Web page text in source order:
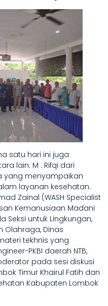
satu hari ini juga
lain: M . Rifqi dari
yang menyampaikan
layanan kesehatan.
Zainal (WASH Specialist
Kemanusiaan Madani
Seksi untuk Lingkungan,
Olahraga, Dinas
tekhnis yang
PKBI daerah NTB,
pada sesi diskusi
Timur Khairul Fatih dan
Kabupaten Lombok